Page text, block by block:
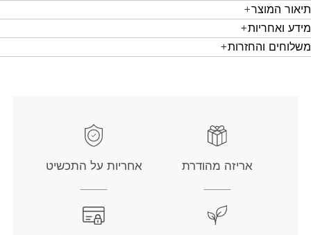
תיאור המוצר
מידע ואחריות
משלוחים והחזרות
אריזה מהודרת אחריות על התכשיט